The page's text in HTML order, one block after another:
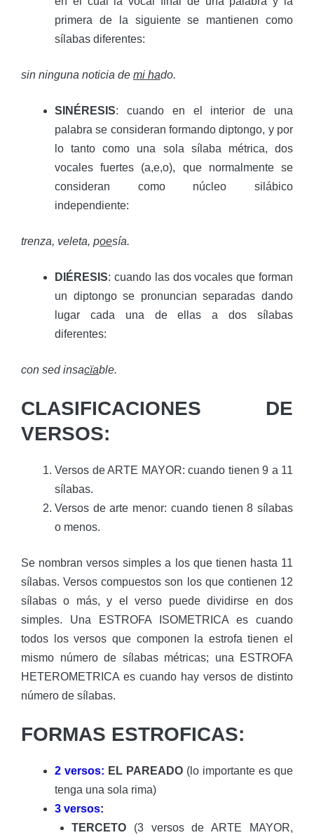
primera de la siguiente se mantienen como
sílabas diferentes:
sin ninguna noticia de mi hado.
SINÉRESIS: cuando en el interior de una
palabra se consideran formando diptongo, y por
lo tanto como una sola sílaba métrica, dos
vocales fuertes (a,e,o), que normalmente se
consideran como núcleo silábico
independiente:
trenza, veleta, poesía.
DIÉRESIS: cuando las dos vocales que forman
un diptongo se pronuncian separadas dando
lugar cada una de ellas a dos sílabas
diferentes:
con sed insacïable.
CLASIFICACIONES DE
VERSOS:
Versos de ARTE MAYOR: cuando tienen 9 a 11
sílabas.
Versos de arte menor: cuando tienen 8 sílabas
o menos.
Se nombran versos simples a los que tienen hasta 11
sílabas. Versos compuestos son los que contienen 12
sílabas o más, y el verso puede dividirse en dos
simples. Una ESTROFA ISOMETRICA es cuando
todos los versos que componen la estrofa tienen el
mismo número de sílabas métricas; una ESTROFA
HETEROMETRICA es cuando hay versos de distinto
número de sílabas.
FORMAS ESTROFICAS:
2 versos: EL PAREADO (lo importante es que
tenga una sola rima)
3 versos:
TERCETO (3 versos de ARTE MAYOR,